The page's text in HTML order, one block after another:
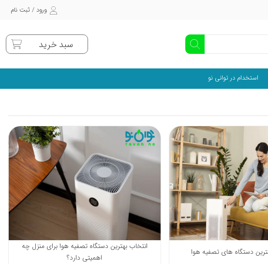
ورود / ثبت نام
سبد خرید
استخدام در توانی نو
انتخاب بهترین دستگاه تصفیه هوا برای منزل چه
اهمیتی دارد؟